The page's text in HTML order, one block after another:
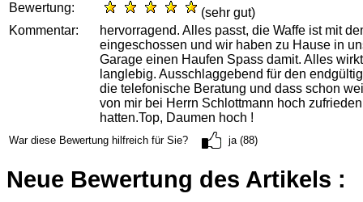
Bewertung:
(sehr gut)
Kommentar:
hervorragend. Alles passt, die Waffe ist mit
eingeschossen und wir haben zu Hause in
Garage einen Haufen Spass damit. Alles
langlebig. Ausschlaggebend für den
die telefonische Beratung und dass schon
von mir bei Herrn Schlottmann hoch
hatten.Top, Daumen hoch !
War diese Bewertung hilfreich für Sie? ja (88)
Neue Bewertung des Artikels :